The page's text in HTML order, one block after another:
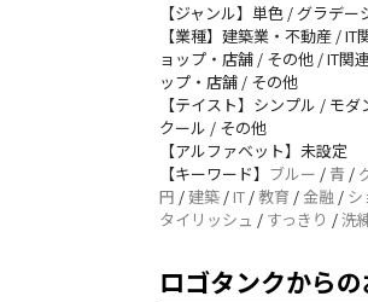
【ジャンル】単色 / グラデ
【業種】建築業・不動産 /
ョップ・店舗 / その他 / IT関
ップ・店舗 / その他
【テイスト】シンプル / モ
クール / その他
【アルファベット】未設定
【キーワード】 ブルー / 青 /
円 /建築 /IT / 教育 / 金融 / シ
タイリッシュ / すっきり /洗
ロゴタンクから